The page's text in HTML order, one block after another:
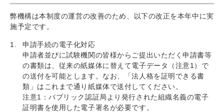
弊機構は本制度の運営の改善のため、以下の改正を本年中に実
施予定です。
申請手続の電子化対応
申請者並びに試験機関の皆様からご提出いただく申請書等
の書類は、従来の紙媒体に替えて電子データ（注意1）で
の送付を可能とします。なお、「法人格を証明できる書
類」はこれまで通り紙媒体で送付してください。
注意1：パブリック認証局より発行された組織名義の電子
証明書を使用した電子署名が必要です。